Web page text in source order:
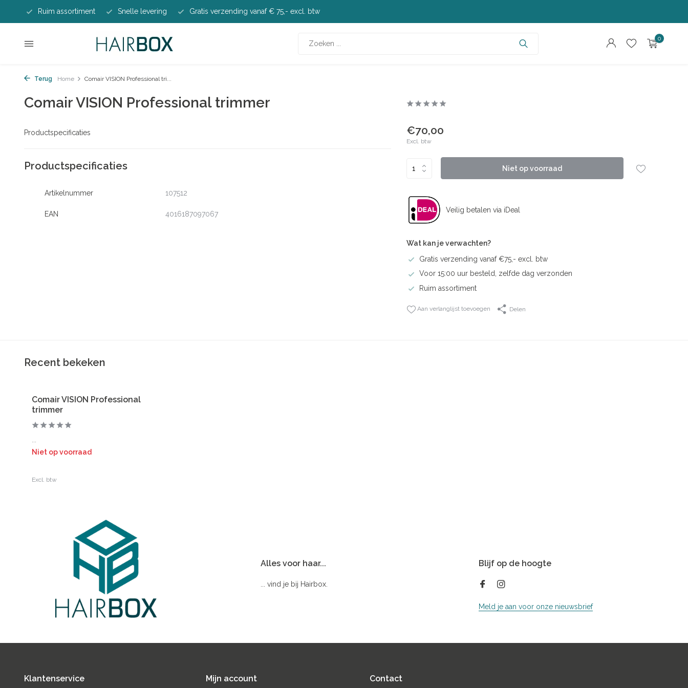
Ruim assortiment Snelle levering Gratis verzending vanaf € 75,- excl. btw
0
Terug Home Comair VISION Professional tri...
Comair VISION Professional trimmer
Productspecificaties
Productspecificaties
Artikelnummer 107512
EAN 4016187097067
€70,00
Excl. btw
Niet op voorraad
Veilig betalen via iDeal
Wat kan je verwachten?
Gratis verzending vanaf €75,- excl. btw
Voor 15:00 uur besteld, zelfde dag verzonden
Ruim assortiment
Aan verlanglijst toevoegen Delen
Recent bekeken
Comair VISION Professional
trimmer
...
Niet op voorraad
Excl. btw
Alles voor haar...
... vind je bij Hairbox.
Blijf op de hoogte
Meld je aan voor onze nieuwsbrief
Klantenservice Mijn account Contact